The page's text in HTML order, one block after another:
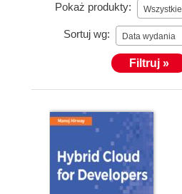
Pokaż produkty: Wszystkie
Sortuj wg: Data wydania
Filtruj »